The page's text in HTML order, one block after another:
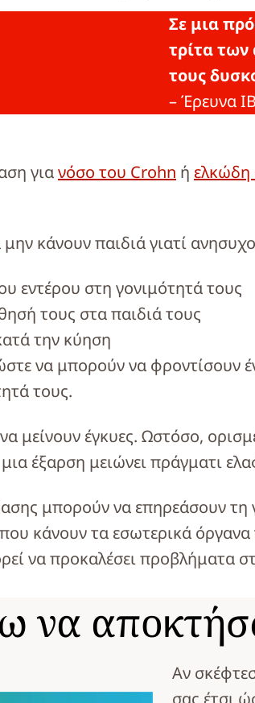
Σε μια
τρίτα
τους
– Έρευνα
γιανόσο του Crohn ή ελκώδη
κάνουν παιδιά γιατί
εντέρου στη γονιμότητά τους
τους στα παιδιά τους
την κύηση
να μπορούν να φροντίσουν
τους.
μείνουν έγκυες. Ωστόσο,
έξαρση μειώνει πράγματι
μπορούν να επηρεάσουν
κάνουν τα εσωτερικά όργανα
να προκαλέσει προβλήματα
να
Αν
σας έτσι